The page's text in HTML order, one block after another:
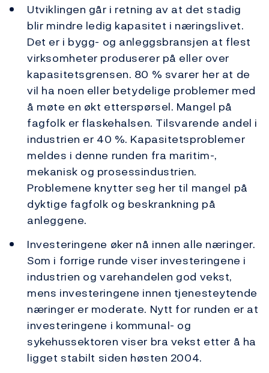
Utviklingen går i retning av at det stadig
blir mindre ledig kapasitet i næringslivet.
Det er i bygg- og anleggsbransjen at flest
virksomheter produserer på eller over
kapasitetsgrensen. 80 % svarer her at de
vil ha noen eller betydelige problemer med
å møte en økt etterspørsel. Mangel på
fagfolk er flaskehalsen. Tilsvarende andel i
industrien er 40 %. Kapasitetsproblemer
meldes i denne runden fra maritim-,
mekanisk og prosessindustrien.
Problemene knytter seg her til mangel på
dyktige fagfolk og beskrankning på
anleggene.
Investeringene øker nå innen alle næringer.
Som i forrige runde viser investeringene i
industrien og varehandelen god vekst,
mens investeringene innen tjenesteytende
næringer er moderate. Nytt for runden er at
investeringene i kommunal- og
sykehussektoren viser bra vekst etter å ha
ligget stabilt siden høsten 2004.